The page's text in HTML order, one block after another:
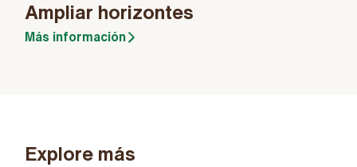
Ampliar horizontes
Más información
Explore más